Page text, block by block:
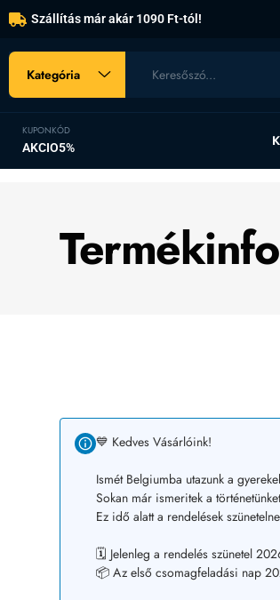
Szállítás már akár 1090 Ft-tól!
Kategória
KUPONKÓD
AKCIO5%
💙 Kedves Vásárlóink!
Ismét Belgiumba utazunk a
Sokan már ismeritek a
Ez idő alatt a rendelések
🗓️ Jelenleg a rendelés szünetel
📦 Az első csomagfeladási nap